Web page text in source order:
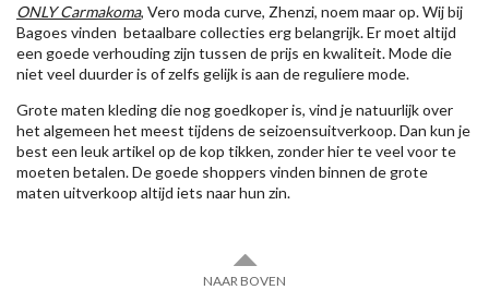
ONLY Carmakoma, Vero moda curve, Zhenzi, noem maar op. Wij bij
Bagoes vinden betaalbare collecties erg belangrijk. Er moet altijd
een goede verhouding zijn tussen de prijs en kwaliteit. Mode die
niet veel duurder is of zelfs gelijk is aan de reguliere mode.
Grote maten kleding die nog goedkoper is, vind je natuurlijk over
het algemeen het meest tijdens de seizoensuitverkoop. Dan kun je
best een leuk artikel op de kop tikken, zonder hier te veel voor te
moeten betalen. De goede shoppers vinden binnen de grote
maten uitverkoop altijd iets naar hun zin.
NAAR BOVEN